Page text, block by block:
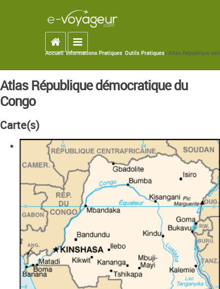
Accueil
Toggle navigation
Accueil»Informations Pratiques»Outils Pratiques» Atlas République
Atlas République démocratique du
Congo
Carte(s)